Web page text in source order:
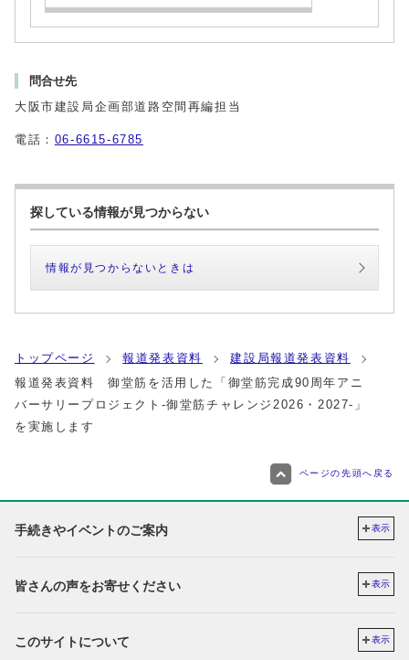
問合せ先
大阪市建設局企画部道路空間再編担当
電話： 06-6615-6785
探している情報が見つからない
情報が見つからないときは
トップページ 報道発表資料
建設局報道発表資料
報道発表資料 御堂筋を活用した「御堂筋完成90周年アニ
バーサリープロジェクト-御堂筋チャレンジ2026・2027-」
を実施します
ページの先頭へ戻る
手続きやイベントのご案内 表示
皆さんの声をお寄せください 表示
このサイトについて 表示